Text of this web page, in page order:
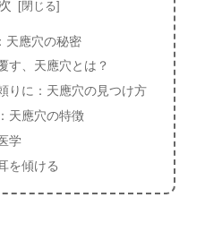
天應穴の秘密
す、天應穴とは？
りに：天應穴の見つけ方
天應穴の特徴
学
を傾ける